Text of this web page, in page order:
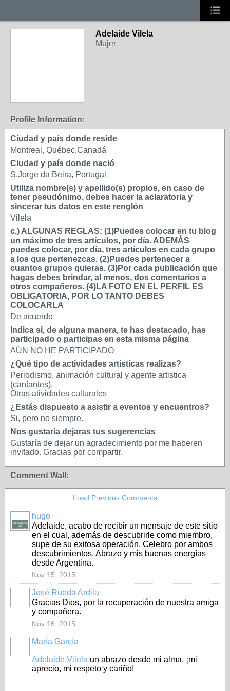
Adelaide Vilela
Mujer
Profile Information:
Ciudad y país donde reside
Montreal, Québec,Canadá
Ciudad y país donde nació
S.Jorge da Beira, Portugal
Utiliza nombre(s) y apellido(s) propios, en caso de
tener pseudónimo, debes hacer la aclaratoria y
sincerar tus datos en este renglón
Vilela
c.) ALGUNAS REGLAS: (1)Puedes colocar en tu blog
un máximo de tres artículos, por día. ADEMÁS
puedes colocar, por día, tres artículos en cada grupo
a los que pertenezcas. (2)Puedes pertenecer a
cuantos grupos quieras. (3)Por cada publicación que
hagas debes brindar, al menos, dos comentarios a
otros compañeros. (4)LA FOTO EN EL PERFIL ES
OBLIGATORIA, POR LO TANTO DEBES
COLOCARLA
De acuerdo
Indica si, de alguna manera, te has destacado, has
participado o participas en esta misma página
AÚN NO HE PARTICIPADO
¿Qué tipo de actividades artísticas realizas?
Periodismo, animación cultural y agente artistica
(cantantes).
Otras atividades culturales
¿Estás dispuesto a asistir a eventos y encuentros?
Si, pero no siempre.
Nos gustaria dejaras tus sugerencias
Gustaría de dejar un agradecimiento por me haberen
invitado. Gracias por compartir.
Comment Wall:
Load Previous Comments
MIEMBRO
DE
HONOR
hugo
Adelaide, acabo de recibir un mensaje de este sitio
en el cual, además de descubrirle como miembro,
supe de su exitosa operación. Celebro por ambos
descubrimientos. Abrazo y mis buenas energías
desde Argentina.
Nov 15, 2015
José Rueda Ardila
Gracias Dios, por la recuperación de nuestra amiga
y compañera.
Nov 16, 2015
Marìa Garcìa
Adelaide Vilela un abrazo desde mi alma, ¡mi
aprecio, mi respeto y cariño!